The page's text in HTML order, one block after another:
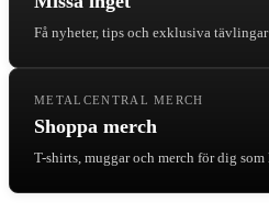
Få nyheter, tips och exklusiva
METALCENTRAL MERCH
Shoppa merch
T-shirts, muggar och merch för dig som